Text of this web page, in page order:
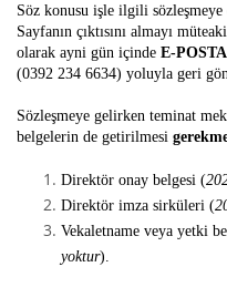
Söz konusu işle ilgili sözleşmeye
Sayfanın çıktısını almayı
olarak ayni gün içinde E-POSTA
(0392 234 6634) yoluyla geri
Sözleşmeye gelirken teminat
belgelerin de getirilmesi
Direktör onay belgesi (
Direktör imza sirküleri (
Vekaletname veya yetki
yoktur).